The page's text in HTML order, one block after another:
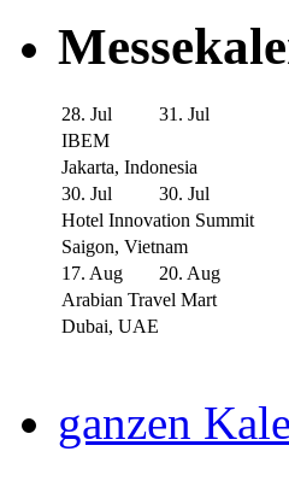
28. Jul
31. Jul
IBEM
Jakarta, Indonesia
30. Jul
30. Jul
Hotel Innovation Summit
Saigon, Vietnam
17. Aug
20. Aug
Arabian Travel Mart
Dubai, UAE
ganzen